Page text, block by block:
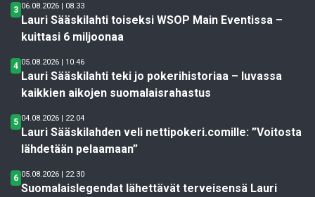
3 06.08.2026 | 08.33
Lauri Sääskilahti toiseksi WSOP Main Eventissa –
kuittasi 6 miljoonaa
4 05.08.2026 | 10.46
Lauri Sääskilahti teki jo pokerihistoriaa – luvassa
kaikkien aikojen suomalaisrahastus
5 04.08.2026 | 22.04
Lauri Sääskilahden veli nettipokeri.comille: ”Voitosta
lähdetään pelaamaan”
6 05.08.2026 | 22.30
Suomalaislegendat lähettävät terveisensä Lauri